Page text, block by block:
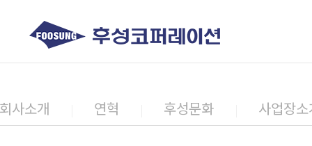
회사소개 연혁 후성문화 사업장